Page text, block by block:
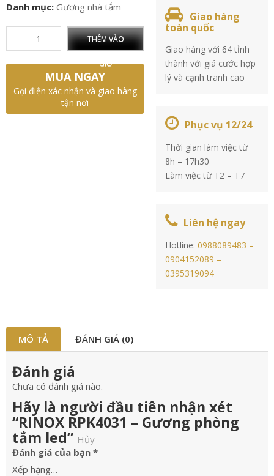
Danh mục: Gương nhà tắm
THÊM VÀO
GIỎ
MUA NGAY
Gọi điện xác nhận và giao hàng
tận nơi
Giao hàng
toàn quốc
Giao hàng với 64 tỉnh
thành với giá cước hợp
lý và cạnh tranh cao
Phục vụ 12/24
Thời gian làm việc từ
8h – 17h30
Làm việc từ T2 – T7
Liên hệ ngay
Hotline:0988089483 –
0904152089 –
0395319094
MÔ TẢ ĐÁNH GIÁ (0)
Đánh giá
Chưa có đánh giá nào.
Hãy là người đầu tiên nhận xét
“RINOX RPK4031 – Gương phòng
tắm led” Hủy
Đánh giá của bạn *
Xếp hạng…